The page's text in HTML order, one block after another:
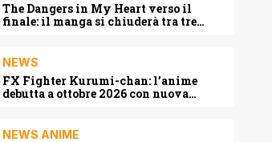
The Dangers in My Heart verso il
finale: il manga si chiuderà tra tre
NEWS
FX Fighter Kurumi-chan: l’anime
debutta a ottobre 2026 con nuova
NEWS ANIME